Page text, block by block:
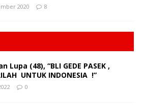
2020 8
Lupa (48), “BLI GEDE PASEK ,
UNTUK INDONESIA !”
0